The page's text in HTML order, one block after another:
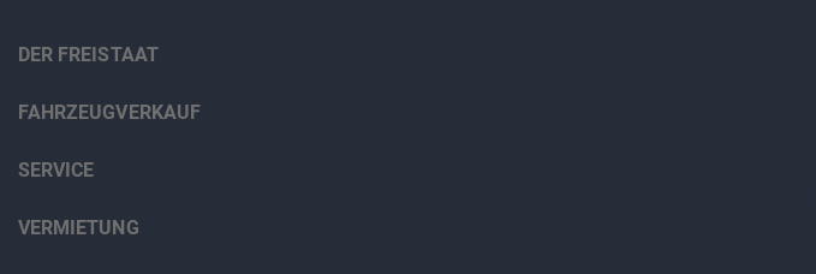
DER FREISTAAT
FAHRZEUGVERKAUF
SERVICE
VERMIETUNG